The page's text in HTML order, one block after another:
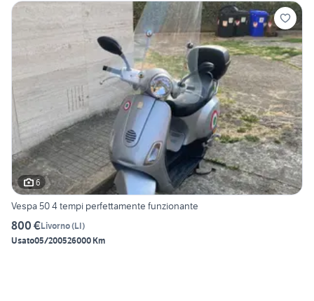
6
Vespa 50 4 tempi perfettamente funzionante
800 €Livorno(LI)
Usato05/200526000 Km